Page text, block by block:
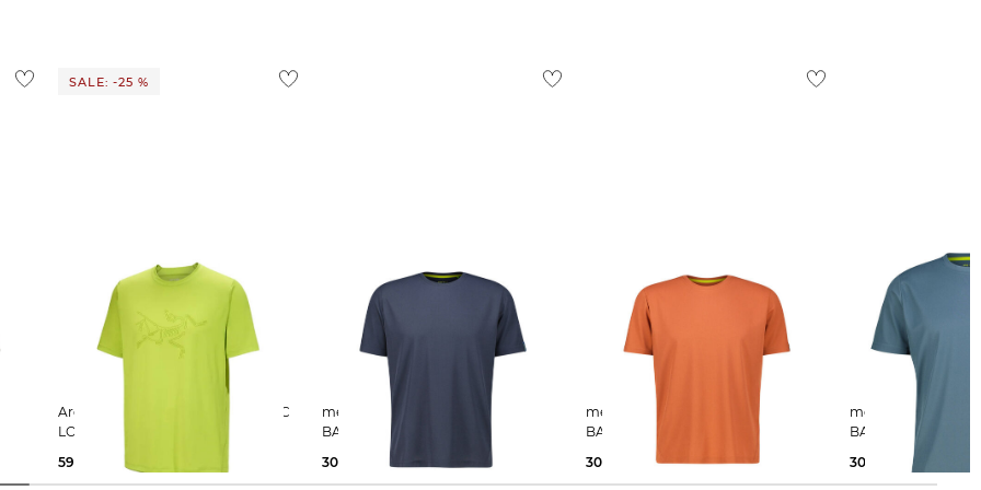
Ausland findest duhier
SALE: -25 %
Arcteryx | Herren T-Shirt CORMAC
LOGO
59,99 €
meru | Herren T-Shirt BRISTOL
BASIC
30,00 €
meru | Herren T-Shirt BRISTOL
BASIC
30,00 €
34,95 €
meru | Herren T-Shirt BRISTOL
BASIC
30,00 €